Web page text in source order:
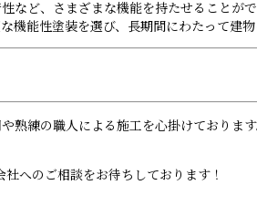
など、さまざまな機能を持たせること
能性塗装を選び、長期間にわたって建物
熟練の職人による施工を心掛けており
へのご相談をお待ちしております！